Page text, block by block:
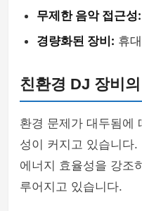
무제한 음악 접근성:
경량화된 장비: 휴
친환경 DJ 장비
환경 문제가 대두됨에
성이 커지고 있습니다
에너지 효율성을 강조
루어지고 있습니다.